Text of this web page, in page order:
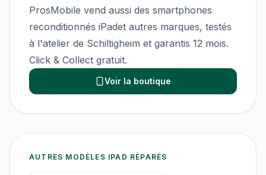
ProsMobile vend aussi des smartphones
reconditionnés iPadet autres marques, testés
à l'atelier de Schiltigheim et garantis 12 mois.
Click & Collect gratuit.
Voir la boutique
AUTRES MODÈLES IPAD RÉPARÉS